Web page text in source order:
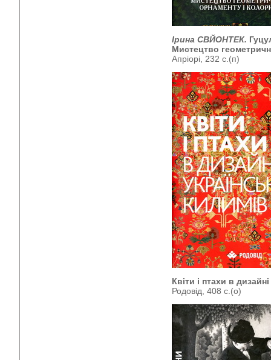
Ірина СВЙОНТЕК.
Мистецтво
Апріорі, 232 с.(п)
Квіти і птахи в
Родовід, 408 с.(о)